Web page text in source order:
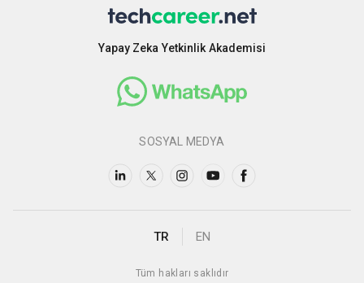
Yapay Zeka Yetkinlik Akademisi
SOSYAL MEDYA
TR EN
Tüm hakları saklıdır